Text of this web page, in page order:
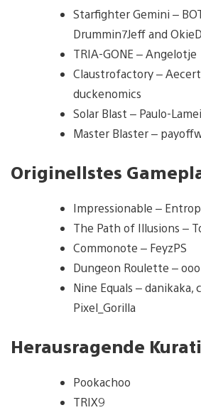
Starfighter Gemini –
Drummin7Jeff and
TRIA-GONE – Angelotje
Claustrofactory –
duckenomics
Solar Blast – Paulo-
Master Blaster –
Originellstes
Impressionable –
The Path of Illusions –
Commonote – FeyzPS
Dungeon Roulette –
Nine Equals – danikaka,
Pixel_Gorilla
Herausragende
Pookachoo
TRIX9